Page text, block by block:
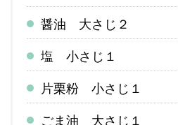
醤油 大さじ２
塩 小さじ１
片栗粉 小さじ１
ごま油 大さじ１